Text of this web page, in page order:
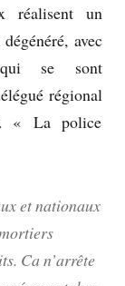
réalisent un
avec
se sont
régional
« La police
et nationaux
Ca n’arrête